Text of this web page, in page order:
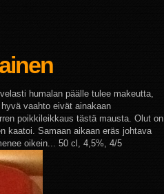
humalan päälle tulee makeutta,
vaahto eivät ainakaan
poikkileikkaus tästä mausta. Olut on
kaatoi. Samaan aikaan eräs johtava
oikein... 50 cl, 4,5%, 4/5